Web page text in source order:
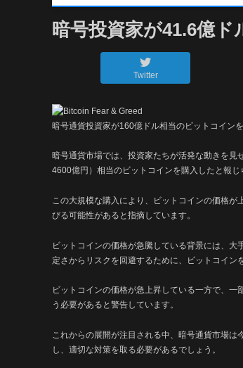
暗号投資家が41.6億
Twitter
暗号通貨投資家が160億ドル相当のビットコイン
暗号通貨市場では、投資家たちが活発な動きを
4600億円）相当のビットコインを購入したと報じ
この大規模な購入により、ビットコインの価格
びる可能性があると指摘しています。
ビットコインの価格が急騰している背景には、
定さからリスクを回避するために、ビットコイン
ビットコインの価格が急上昇している一方で、
う必要があると警告しています。
これからの展開が注目される中、暗号通貨市場
し、適切な対策を取る必要があるでしょう。